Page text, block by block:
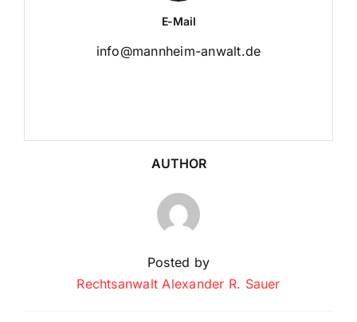
E-Mail
info@mannheim-anwalt.de
AUTHOR
Posted by
Rechtsanwalt Alexander R. Sauer